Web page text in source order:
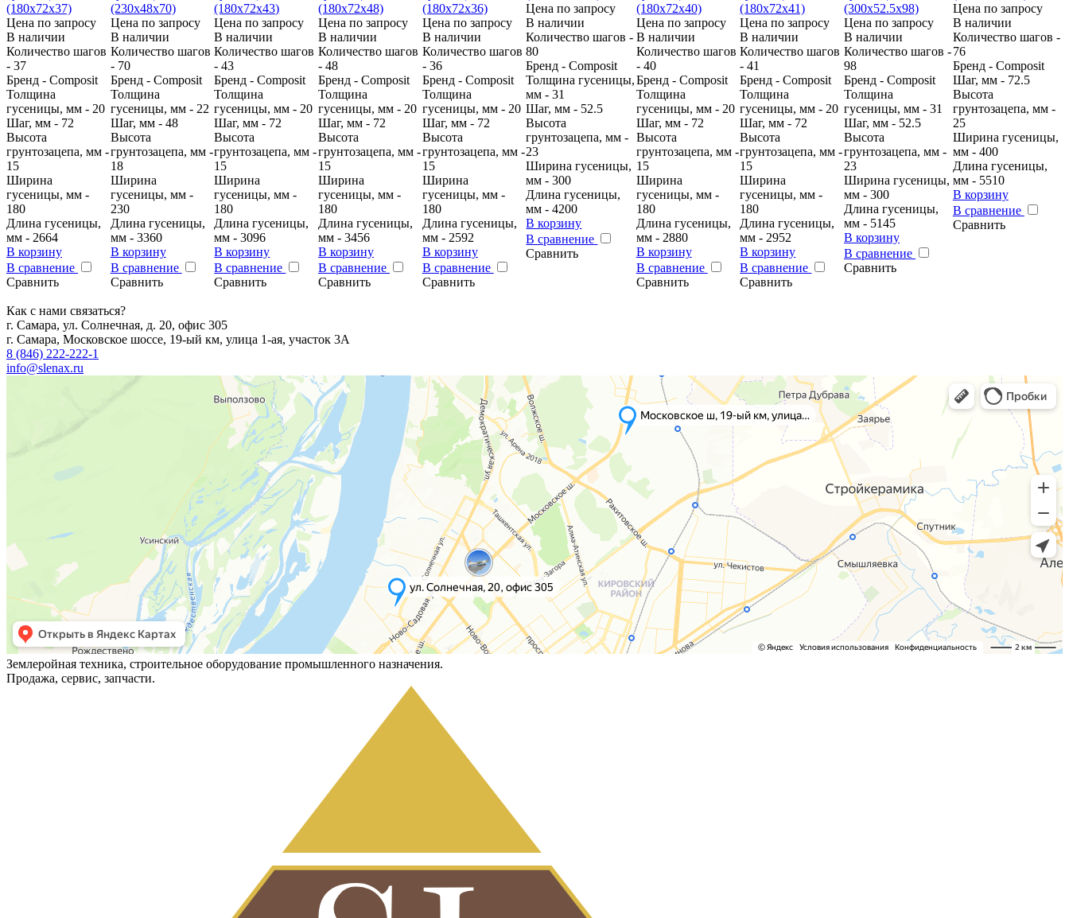
Цена по запросу
В наличии
Количество шагов
- 37
Бренд - Composit
Толщина
гусеницы, мм - 20
Шаг, мм - 72
Высота
грунтозацепа, мм -
15
Ширина
гусеницы, мм -
180
Длина гусеницы,
мм - 2664
В корзину
В сравнение
Сравнить
Цена по запросу
В наличии
Количество шагов
- 70
Бренд - Composit
Толщина
гусеницы, мм - 22
Шаг, мм - 48
Высота
грунтозацепа, мм -
18
Ширина
гусеницы, мм -
230
Длина гусеницы,
мм - 3360
В корзину
В сравнение
Сравнить
Цена по запросу
В наличии
Количество шагов
- 43
Бренд - Composit
Толщина
гусеницы, мм - 20
Шаг, мм - 72
Высота
грунтозацепа, мм -
15
Ширина
гусеницы, мм -
180
Длина гусеницы,
мм - 3096
В корзину
В сравнение
Сравнить
Цена по запросу
В наличии
Количество шагов
- 48
Бренд - Composit
Толщина
гусеницы, мм - 20
Шаг, мм - 72
Высота
грунтозацепа, мм -
15
Ширина
гусеницы, мм -
180
Длина гусеницы,
мм - 3456
В корзину
В сравнение
Сравнить
Цена по запросу
В наличии
Количество шагов
- 36
Бренд - Composit
Толщина
гусеницы, мм - 20
Шаг, мм - 72
Высота
грунтозацепа, мм -
15
Ширина
гусеницы, мм -
180
Длина гусеницы,
мм - 2592
В корзину
В сравнение
Сравнить
Цена по запросу
В наличии
Количество шагов -
80
Бренд - Composit
Толщина гусеницы,
мм - 31
Шаг, мм - 52.5
Высота
грунтозацепа, мм -
23
Ширина гусеницы,
мм - 300
Длина гусеницы,
мм - 4200
В корзину
В сравнение
Сравнить
Цена по запросу
В наличии
Количество шагов
- 40
Бренд - Composit
Толщина
гусеницы, мм - 20
Шаг, мм - 72
Высота
грунтозацепа, мм -
15
Ширина
гусеницы, мм -
180
Длина гусеницы,
мм - 2880
В корзину
В сравнение
Сравнить
Цена по запросу
В наличии
Количество шагов
- 41
Бренд - Composit
Толщина
гусеницы, мм - 20
Шаг, мм - 72
Высота
грунтозацепа, мм -
15
Ширина
гусеницы, мм -
180
Длина гусеницы,
мм - 2952
В корзину
В сравнение
Сравнить
Цена по запросу
В наличии
Количество шагов -
98
Бренд - Composit
Толщина
гусеницы, мм - 31
Шаг, мм - 52.5
Высота
грунтозацепа, мм -
23
Ширина гусеницы,
мм - 300
Длина гусеницы,
мм - 5145
В корзину
В сравнение
Сравнить
Цена по запросу
В наличии
Количество шагов -
76
Бренд - Composit
Шаг, мм - 72.5
Высота
грунтозацепа, мм -
25
Ширина гусеницы,
мм - 400
Длина гусеницы,
мм - 5510
В корзину
В сравнение
Сравнить
Как с нами связаться?
г. Самара, ул. Солнечная, д. 20, офис 305
г. Самара, Московское шоссе, 19-ый км, улица 1-ая, участок 3А
8 (846) 222-222-1
info@slenax.ru
Землеройная техника, строительное оборудование промышленного назначения.
Продажа, сервис, запчасти.